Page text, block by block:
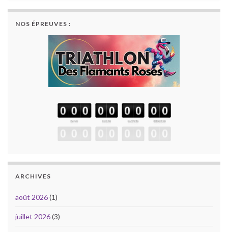
NOS ÉPREUVES :
ARCHIVES
août 2026(1)
juillet 2026(3)